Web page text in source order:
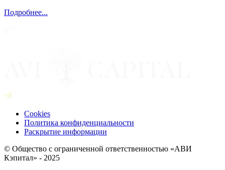
Подробнее...
Cookies
Политика конфиденциальности
Раскрытие информации
© Общество с ограниченной ответственностью «АВИ
Кэпитал» - 2025